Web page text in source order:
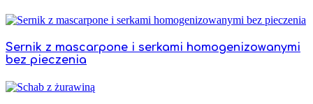
Sernik z mascarpone i serkami homogenizowanymi
bez pieczenia